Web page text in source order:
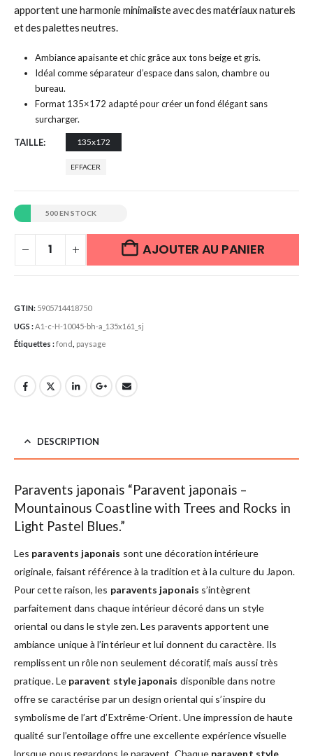
apportent une harmonie minimaliste avec des matériaux naturels
et des palettes neutres.
Ambiance apaisante et chic grâce aux tons beige et gris.
Idéal comme séparateur d’espace dans salon, chambre ou
bureau.
Format 135×172 adapté pour créer un fond élégant sans
surcharger.
TAILLE 135x172
EFFACER
500 EN STOCK
AJOUTER AU PANIER
GTIN: 5905714418750
UGS :A1-c-H-10045-bh-a_135x161_sj
Étiquettes :fond paysage
DESCRIPTION
Paravents japonais “Paravent japonais –
Mountainous Coastline with Trees and Rocks in
Light Pastel Blues.”
Les paravents japonais sont une décoration intérieure
originale, faisant référence à la tradition et à la culture du Japon.
Pour cette raison, les paravents japonais s’intègrent
parfaitement dans chaque intérieur décoré dans un style
oriental ou dans le style zen. Les paravents apportent une
ambiance unique à l’intérieur et lui donnent du caractère. Ils
remplissent un rôle non seulement décoratif, mais aussi très
pratique. Le paravent style japonais disponible dans notre
offre se caractérise par un design oriental qui s’inspire du
symbolisme de l’art d’Extrême-Orient. Une impression de haute
qualité sur l’entoilage offre une excellente expérience visuelle
lorsque nous regardons le paravent. Chaque paravent style